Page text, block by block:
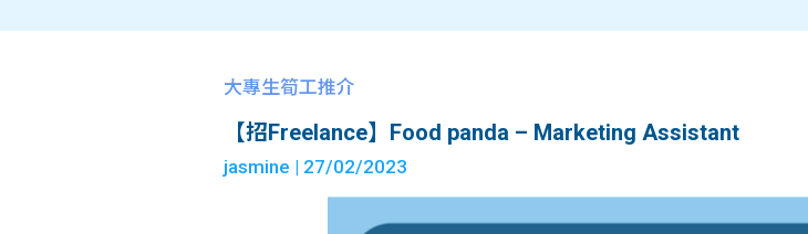
大專生筍工推介
【招Freelance】Food panda – Marketing Assistant
jasmine | 27/02/2023